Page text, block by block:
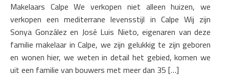
Makelaars Calpe We verkopen niet alleen huizen, we
verkopen een mediterrane levensstijl in Calpe Wij zijn
Sonya González en José Luis Nieto, eigenaren van deze
familie makelaar in Calpe, we zijn gelukkig te zijn geboren
en wonen hier, we weten in detail het gebied, komen we
uit een familie van bouwers met meer dan 35 […]